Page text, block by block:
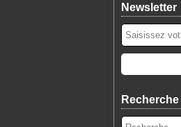
Newsletter
Recherche